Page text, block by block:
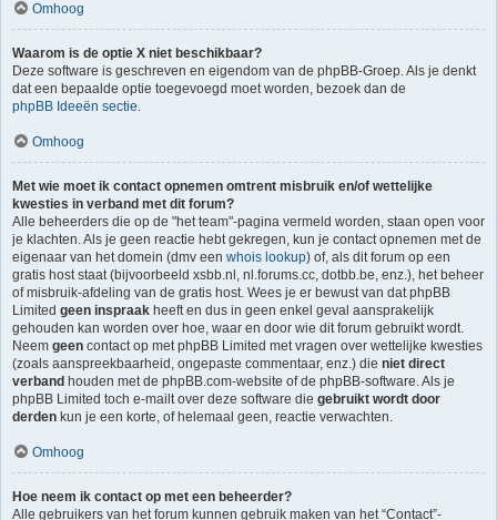
Omhoog
Waarom is de optie X niet beschikbaar?
Deze software is geschreven en eigendom van de phpBB-Groep. Als je denkt
dat een bepaalde optie toegevoegd moet worden, bezoek dan de
phpBB Ideeën sectie.
Omhoog
Met wie moet ik contact opnemen omtrent misbruik en/of wettelijke
kwesties in verband met dit forum?
Alle beheerders die op de "het team"-pagina vermeld worden, staan open voor
je klachten. Als je geen reactie hebt gekregen, kun je contact opnemen met de
eigenaar van het domein (dmv een whois lookup) of, als dit forum op een
gratis host staat (bijvoorbeeld xsbb.nl, nl.forums.cc, dotbb.be, enz.), het beheer
of misbruik-afdeling van de gratis host. Wees je er bewust van dat phpBB
Limited geen inspraak heeft en dus in geen enkel geval aansprakelijk
gehouden kan worden over hoe, waar en door wie dit forum gebruikt wordt.
Neem geen contact op met phpBB Limited met vragen over wettelijke kwesties
(zoals aanspreekbaarheid, ongepaste commentaar, enz.) die niet direct
verband houden met de phpBB.com-website of de phpBB-software. Als je
phpBB Limited toch e-mailt over deze software die gebruikt wordt door
derden kun je een korte, of helemaal geen, reactie verwachten.
Omhoog
Hoe neem ik contact op met een beheerder?
Alle gebruikers van het forum kunnen gebruik maken van het “Contact”-